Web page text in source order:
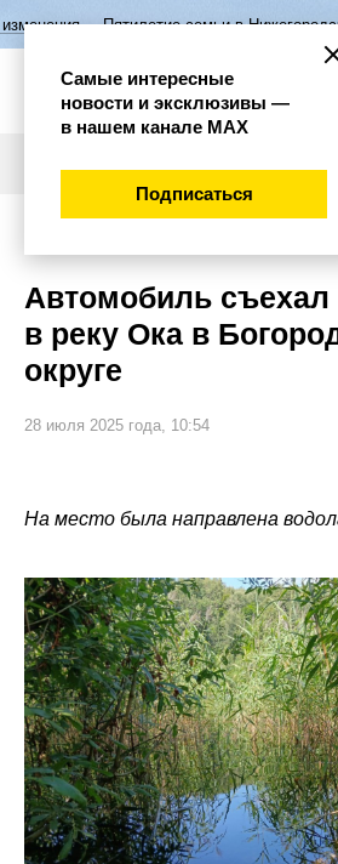
Пятилетие семьи в Нижегородской области
Автомобиль
в реку Ока в
округе
28 июля 2025 года, 10:54
На место была направлена
Самые интересные
новости и эксклюзивы —
в нашем канале МАХ
Подписаться